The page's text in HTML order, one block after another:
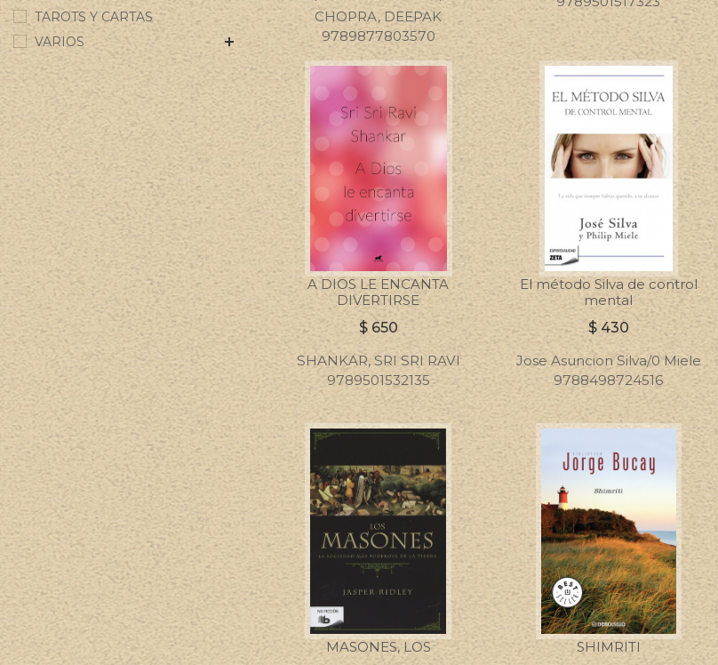
TAROTS Y CARTAS
VARIOS
CHOPRA, DEEPAK
9789877803570
A DIOS LE ENCANTA
DIVERTIRSE
$ 650
SHANKAR, SRI SRI RAVI
9789501532135
El método Silva de control
mental
$ 430
Jose Asuncion Silva/0 Miele
9788498724516
MASONES, LOS
SHIMRITI